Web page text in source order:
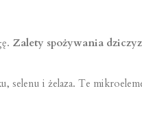
Zalety spożywania
i żelaza. Te